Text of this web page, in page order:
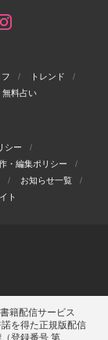
フ
トレンド
無料占い
シー
・編集ポリシー
お知らせ一覧
ト
籍配信サービス
を得た正規版配信
登録番号 第